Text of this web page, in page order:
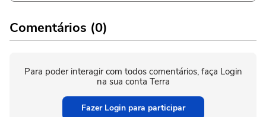
Comentários (0)
Para poder interagir com todos comentários, faça Login
na sua conta Terra
Fazer Login para participar